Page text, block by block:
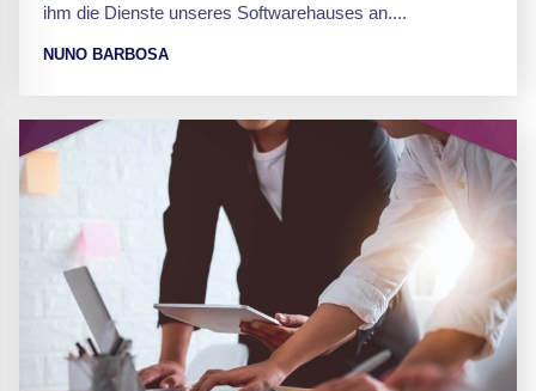
ihm die Dienste unseres Softwarehauses an....
NUNO BARBOSA